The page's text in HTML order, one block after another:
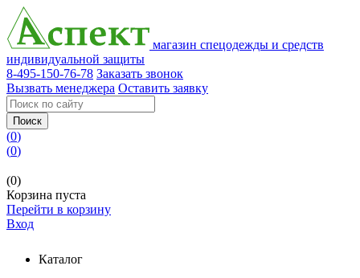
магазин спецодежды и средств
индивидуальной защиты
8-495-150-76-78 Заказать звонок
Вызвать менеджера Оставить заявку
Поиск
(0)
(0)
(0)
Корзина пуста
Перейти в корзину
Вход
Каталог